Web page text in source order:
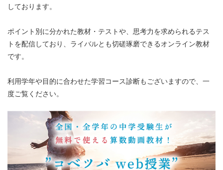
しております。
ポイント別に分かれた教材・テストや、思考力を求められるテス
トを配信しており、ライバルとも切磋琢磨できるオンライン教材
です。
利用学年や目的に合わせた学習コース診断もございますので、一
度ご覧ください。